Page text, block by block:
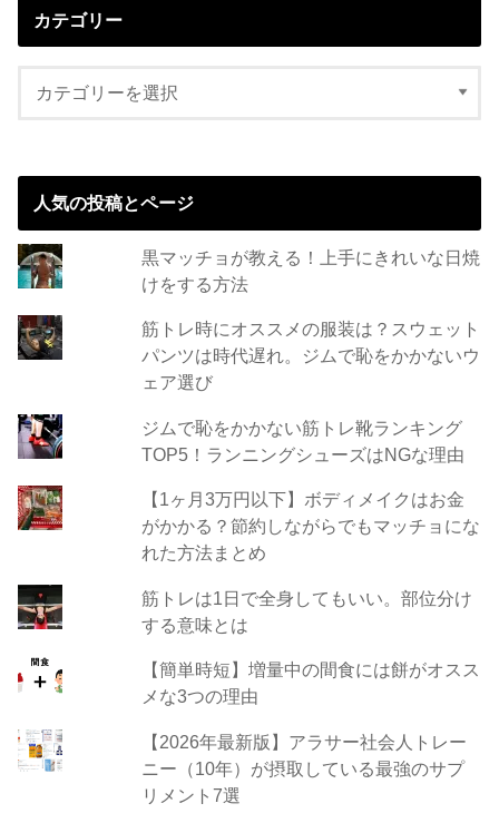
カテゴリー
人気の投稿とページ
黒マッチョが教える！上手にきれいな日焼
けをする方法
筋トレ時にオススメの服装は？スウェット
パンツは時代遅れ。ジムで恥をかかないウ
ェア選び
ジムで恥をかかない筋トレ靴ランキング
TOP5！ランニングシューズはNGな理由
【1ヶ月3万円以下】ボディメイクはお金
がかかる？節約しながらでもマッチョにな
れた方法まとめ
筋トレは1日で全身してもいい。部位分け
する意味とは
【簡単時短】増量中の間食には餅がオスス
メな3つの理由
【2026年最新版】アラサー社会人トレー
ニー（10年）が摂取している最強のサプ
リメント7選